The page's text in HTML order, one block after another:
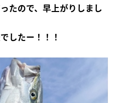
たので、早上がりしまし
したー！！！